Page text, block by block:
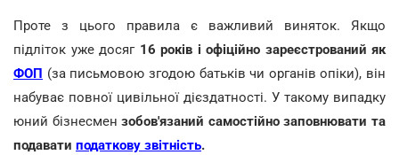
Проте з цього правила є важливий виняток. Якщо
підліток уже досяг 16 років і офіційно зареєстрований як
ФОП (за письмовою згодою батьків чи органів опіки), він
набуває повної цивільної дієздатності. У такому випадку
юний бізнесмензобов'язаний самостійно заповнювати та
подавати податкову звітність.